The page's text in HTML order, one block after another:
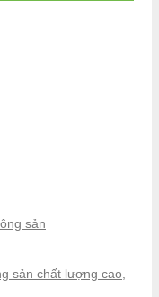
sản chất lượng cao,